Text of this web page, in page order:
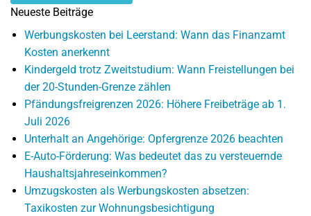
Neueste Beiträge
Werbungskosten bei Leerstand: Wann das Finanzamt
Kosten anerkennt
Kindergeld trotz Zweitstudium: Wann Freistellungen bei
der 20-Stunden-Grenze zählen
Pfändungsfreigrenzen 2026: Höhere Freibeträge ab 1.
Juli 2026
Unterhalt an Angehörige: Opfergrenze 2026 beachten
E-Auto-Förderung: Was bedeutet das zu versteuernde
Haushaltsjahreseinkommen?
Umzugskosten als Werbungskosten absetzen:
Taxikosten zur Wohnungsbesichtigung